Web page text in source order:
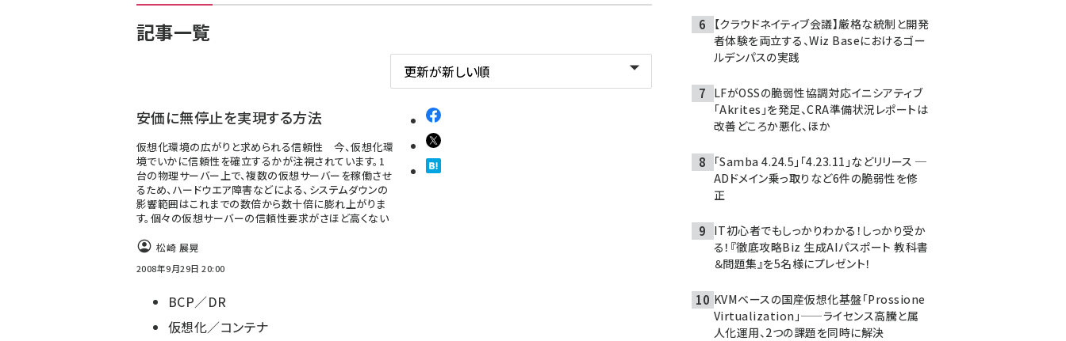
記事一覧
安価に無停止を実現する方法
仮想化環境の広がりと求められる信頼性 今、仮想化環
境でいかに信頼性を確立するかが注視されています。1
台の物理サーバー上で、複数の仮想サーバーを稼働させ
るため、ハードウエア障害などによる、システムダウンの
影響範囲はこれまでの数倍から数十倍に膨れ上がりま
す。個々の仮想サーバーの信頼性要求がさほど高くない
松崎 展晃
2008年9月29日 20:00
BCP／DR
仮想化／コンテナ
【クラウドネイティブ会議】厳格な統制と開発
者体験を両立する、Wiz Baseにおけるゴー
ルデンパスの実践
LFがOSSの脆弱性協調対応イニシアティブ
「Akrites」を発足、CRA準備状況レポートは
改善どころか悪化、ほか
「Samba 4.24.5」「4.23.11」などリリース ─
ADドメイン乗っ取りなど6件の脆弱性を修
正
IT初心者でもしっかりわかる！しっかり受か
る！『徹底攻略Biz 生成AIパスポート 教科書
＆問題集』を5名様にプレゼント！
KVMベースの国産仮想化基盤「Prossione
Virtualization」——ライセンス高騰と属
人化運用、2つの課題を同時に解決